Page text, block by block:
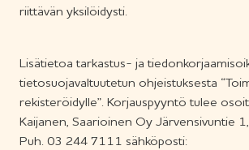
riittävän yksilöidysti.
Lisätietoa tarkastus- ja
tietosuojavaltuutetun ohjeistuksesta
rekisteröidylle”. Korjauspyyntö tulee
Kaijanen, Saarioinen Oy Järvensivuntie
Puh. 03 244 7111 sähköposti: